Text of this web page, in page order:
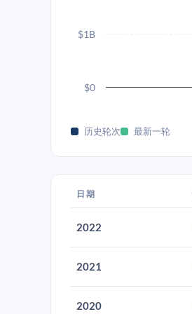
$0
$1B
历史轮次 最新一轮
日期
2022
2021
2020